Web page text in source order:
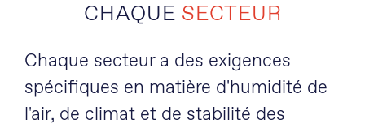
CHAQUE SECTEUR
Chaque secteur a des exigences
spécifiques en matière d'humidité de
l'air, de climat et de stabilité des